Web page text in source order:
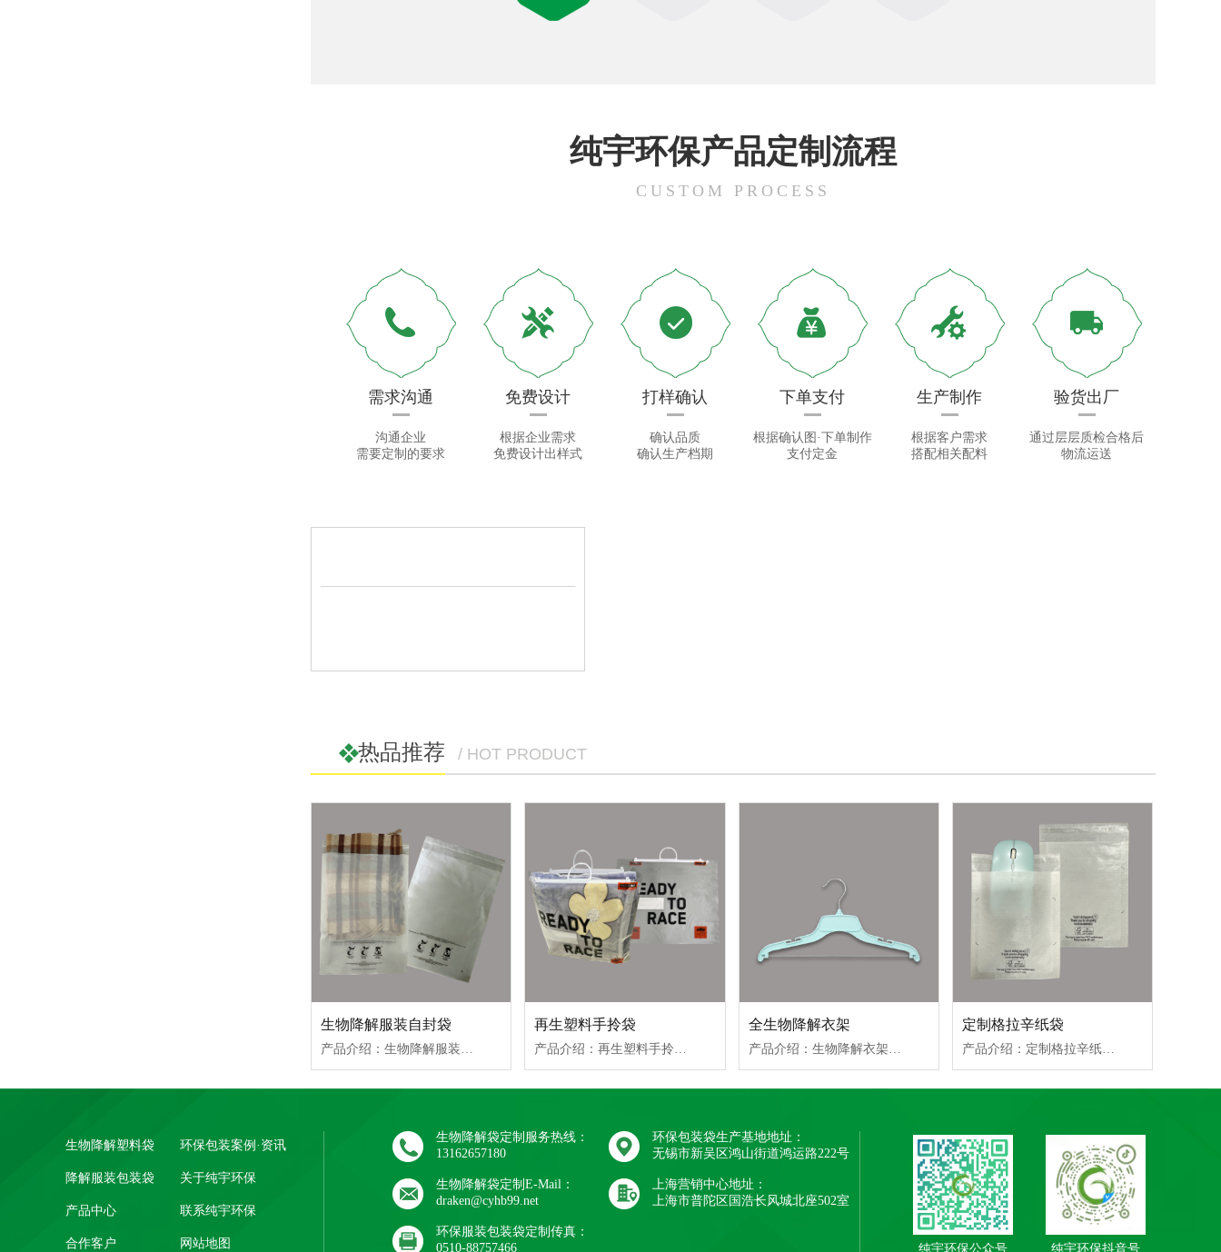
纯宇环保产品定制流程
CUSTOM PROCESS
需求沟通
沟通企业
需要定制的要求
免费设计
根据企业需求
免费设计出样式
打样确认
确认品质
确认生产档期
下单支付
根据确认图·下单制作
支付定金
生产制作
根据客户需求
搭配相关配料
验货出厂
通过层层质检合格后
物流运送
热品推荐 / HOT PRODUCT
生物降解服装自封袋
产品介绍：生物降解服装包装袋，透明度可、韧性好、手感挺、边封佳应用领域：适用于日用品、礼品、贺卡、服装等包装。起订量：500kg包装方式：五层无钉纸箱，内置防潮袋保质期：1年储存方式：避光、干燥、阴凉、密封储存生产周期：10个工作日
再生塑料手拎袋
产品介绍：再生塑料手拎袋，根据需要可添加30%-100%再生塑料粒子，颜色灰暗、有晶点、性能同PE；通过REACH、ROHS报告、环保检测；获得国际GRS权威认证。起订量：500kg生产周期：10个工作日友情提醒：由于recycled材料来源多样性，并不能保证每批次recycled材料的均一性，有可能会出现晶点较多、雾度明显、膜色发暗、微量析出物、轻微气味等问题，都属于正常现象。
全生物降解衣架
产品介绍：生物降解衣架应用领域：适用于日用、服装、百货商超等领域。起订量：10000个生产周期：7个工作日
定制格拉辛纸袋
产品介绍：定制格拉辛纸袋，纯纸浆材质，尺寸大小印刷可定制。环保：生物降解。起订量：500kg。用途：服装、日用、消费电子等包装。生产周期：10个工作日。
生物降解塑料袋 环保包装案例·资讯
降解服装包装袋 关于纯宇环保
产品中心 联系纯宇环保
合作客户 网站地图
生物降解袋定制服务热线：
13162657180
环保包装袋生产基地地址：
无锡市新吴区鸿山街道鸿运路222号
生物降解袋定制E-Mail：
draken@cyhb99.net
上海营销中心地址：
上海市普陀区国浩长风城北座502室
环保服装包装袋定制传真：
0510-88757466
纯宇环保公众号 纯宇环保抖音号